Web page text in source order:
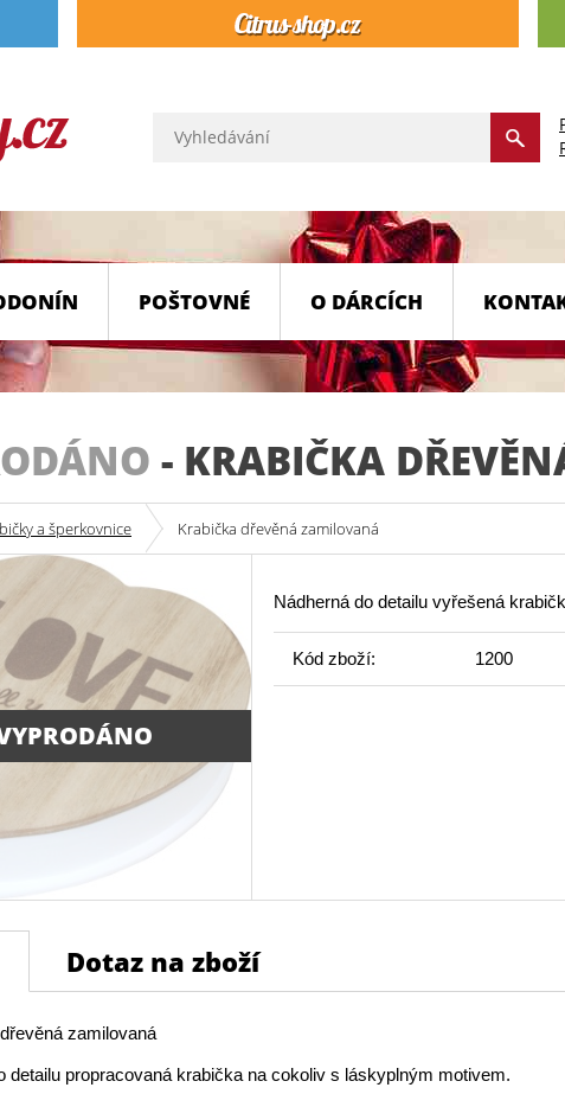
POŠTOVNÉ O DÁRCÍCH
- KRABIČKA
a šperkovnice Krabička dřevěná zamilovaná
Nádherná do detailu vyřešená
Kód zboží: 1200
Dotaz na zboží
zamilovaná
detailu propracovaná krabička na cokoliv s láskyplným motivem.